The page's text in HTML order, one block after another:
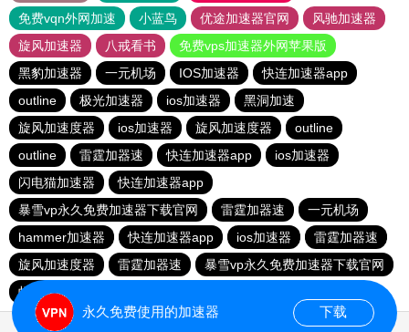
免费vqn外网加速
小蓝鸟 优途加速器官网
风驰加速器
旋风加速器
八戒看书
免费vps加速器外网苹果版
黑豹加速器
一元机场 IOS加速器
快连加速器app
outline
极光加速器 ios加速器
黑洞加速
旋风加速度器
ios加速器 旋风加速度器
outline
outline
雷霆加器速 快连加速器app
ios加速器
闪电猫加速器
快连加速器app
暴雪vp永久免费加速器下载官网
雷霆加器速
一元机场
hammer加速器
快连加速器app ios加速器
雷霆加器速
旋风加速度器
雷霆加器速
暴雪vp永久免费加速器下载官网
蚂蚁加速npv下载官网ios
永久免费使用的加速器 下载